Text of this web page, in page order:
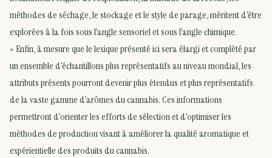
méthodes de séchage, le stockage et le style de parage, méritent d’être
explorées à la fois sous l’angle sensoriel et sous l’angle chimique.
« Enfin, à mesure que le lexique présenté ici sera élargi et complété par
un ensemble d’échantillons plus représentatifs au niveau mondial, les
attributs présents pourront devenir plus étendus et plus représentatifs
de la vaste gamme d’arômes du cannabis. Ces informations
permettront d’orienter les efforts de sélection et d’optimiser les
méthodes de production visant à améliorer la qualité aromatique et
expérientielle des produits du cannabis.